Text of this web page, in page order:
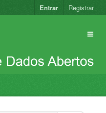
Entrar Registrar